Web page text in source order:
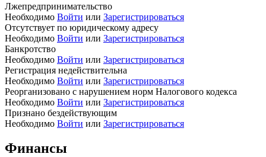
Лжепредпринимательство
Необходимо Войти или Зарегистрироваться
Отсутствует по юридическому адресу
Необходимо Войти или Зарегистрироваться
Банкротство
Необходимо Войти или Зарегистрироваться
Регистрация недействительна
Необходимо Войти или Зарегистрироваться
Реорганизовано с нарушением норм Налогового кодекса
Необходимо Войти или Зарегистрироваться
Признано бездействующим
Необходимо Войти или Зарегистрироваться
Финансы